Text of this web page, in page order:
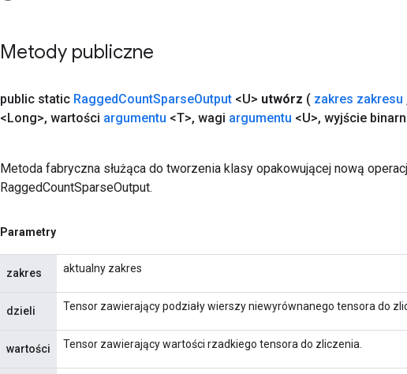
Metody publiczne
public static RaggedCountSparseOutput <U> utwórz ( zakres zakresu
<Long>, wartości argumentu <T>, wagi argumentu <U>, wyjście
Metoda fabryczna służąca do tworzenia klasy opakowującej nową
RaggedCountSparseOutput.
Parametry
zakres aktualny zakres
dzieli Tensor zawierający podziały wierszy niewyrównanego tensora do
wartości Tensor zawierający wartości rzadkiego tensora do zliczenia.